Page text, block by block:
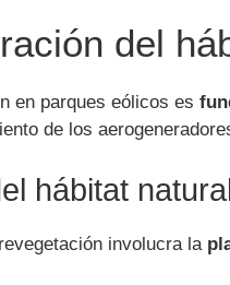
del
en parques eólicos es
de los
hábitat
involucra la